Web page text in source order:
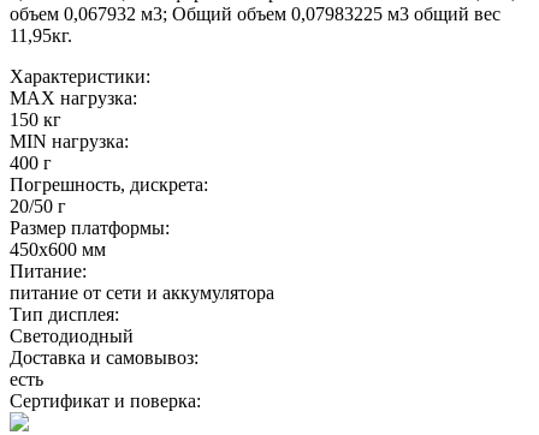
объем 0,067932 м3; Общий объем 0,07983225 м3 общий вес
11,95кг.
Характеристики:
MAX нагрузка:
150 кг
MIN нагрузка:
400 г
Погрешность, дискрета:
20/50 г
Размер платформы:
450х600 мм
Питание:
питание от сети и аккумулятора
Тип дисплея:
Светодиодный
Доставка и самовывоз:
есть
Сертификат и поверка: